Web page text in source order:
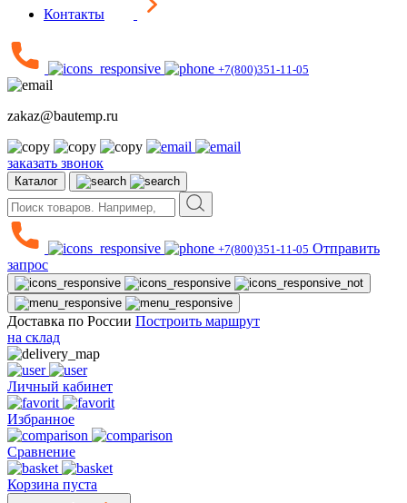
Контакты
+7(800)351-11-05
zakaz@bautemp.ru
заказать звонок
Каталог
+7(800)351-11-05 Отправить
запрос
Доставка по России Построить маршрут
на склад
Личный кабинет
Избранное
Сравнение
Корзина пуста